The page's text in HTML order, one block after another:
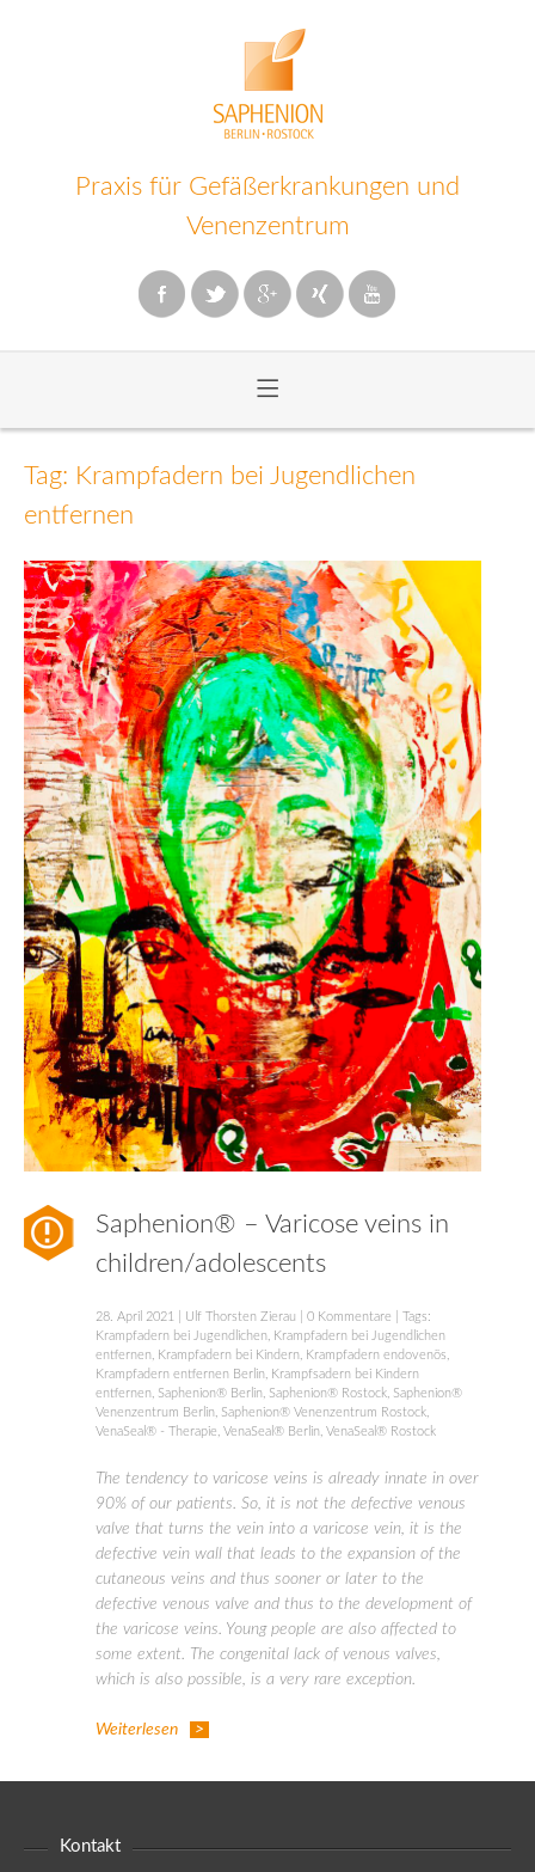
Praxis für Gefäßerkrankungen und
Venenzentrum
≡
Inhalt
Tag: Krampfadern bei Jugendlichen
entfernen
Saphenion® – Varicose veins in
children/adolescents
28. April 2021 Ulf Thorsten Zierau 0 Kommentare | Tags:
Krampfadern bei Jugendlichen
Krampfadern bei Jugendlichen
entfernen
Krampfadern bei Kindern Krampfadern endovenös
Krampfadern entfernen Berlin
Krampfsadern bei Kindern
entfernen Saphenion® Berlin Saphenion® Rostock Saphenion®
Venenzentrum Berlin Saphenion® Venenzentrum Rostock
VenaSeal® - Therapie VenaSeal® Berlin VenaSeal® Rostock
The tendency to varicose veins is already innate in over
90% of our patients. So, it is not the defective venous
valve that turns the vein into a varicose vein, it is the
defective vein wall that leads to the expansion of the
cutaneous veins and thus sooner or later to the
defective venous valve and thus to the development of
the varicose veins. Young people are also affected to
some extent. The congenital lack of venous valves,
which is also possible, is a very rare exception.
Weiterlesen
Kontakt